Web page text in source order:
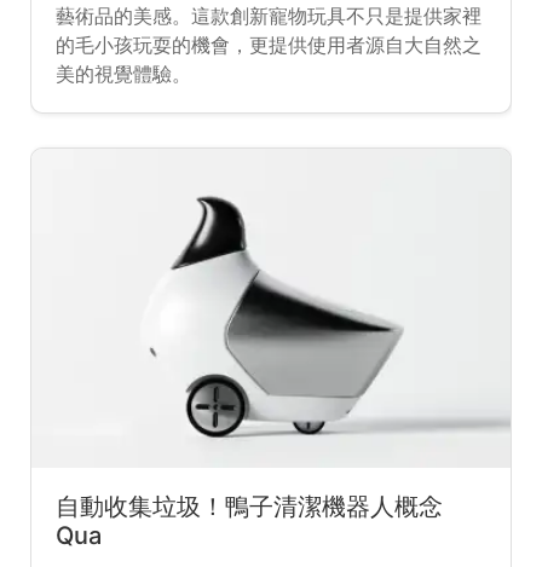
藝術品的美感。這款創新寵物玩具不只是提供家裡
的毛小孩玩耍的機會，更提供使用者源自大自然之
美的視覺體驗。
自動收集垃圾！鴨子清潔機器人概念
Qua